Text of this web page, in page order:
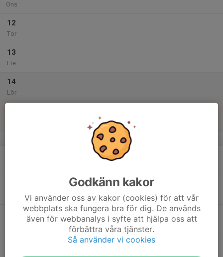
Ons
12
Tor
13
Fre
14
Lör
v.47
Godkänn kakor
Vi använder oss av kakor (cookies) för att vår
webbplats ska fungera bra för dig. De används
även för webbanalys i syfte att hjälpa oss att
förbättra våra tjänster.
Så använder vi cookies